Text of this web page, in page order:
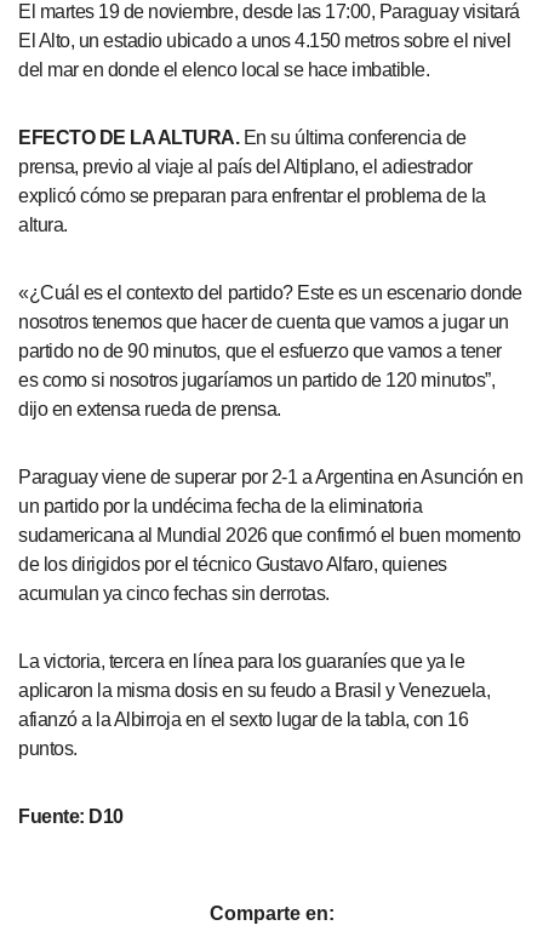
El martes 19 de noviembre, desde las 17:00, Paraguay visitará
El Alto, un estadio ubicado a unos 4.150 metros sobre el nivel
del mar en donde el elenco local se hace imbatible.
EFECTO DE LA ALTURA.En su última conferencia de
prensa, previo al viaje al país del Altiplano, el adiestrador
explicó cómo se preparan para enfrentar el problema de la
altura.
«¿Cuál es el contexto del partido? Este es un escenario donde
nosotros tenemos que hacer de cuenta que vamos a jugar un
partido no de 90 minutos, que el esfuerzo que vamos a tener
es como si nosotros jugaríamos un partido de 120 minutos”,
dijo en extensa rueda de prensa.
Paraguay viene de superar por 2-1 a Argentina en Asunción en
un partido por la undécima fecha de la eliminatoria
sudamericana al Mundial 2026 que confirmó el buen momento
de los dirigidos por el técnico Gustavo Alfaro, quienes
acumulan ya cinco fechas sin derrotas.
La victoria, tercera en línea para los guaraníes que ya le
aplicaron la misma dosis en su feudo a Brasil y Venezuela,
afianzó a la Albirroja en el sexto lugar de la tabla, con 16
puntos.
Fuente: D10
Comparte en: